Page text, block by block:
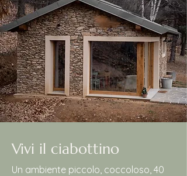
Vivi il ciabottino
Un ambiente piccolo, coccoloso, 40